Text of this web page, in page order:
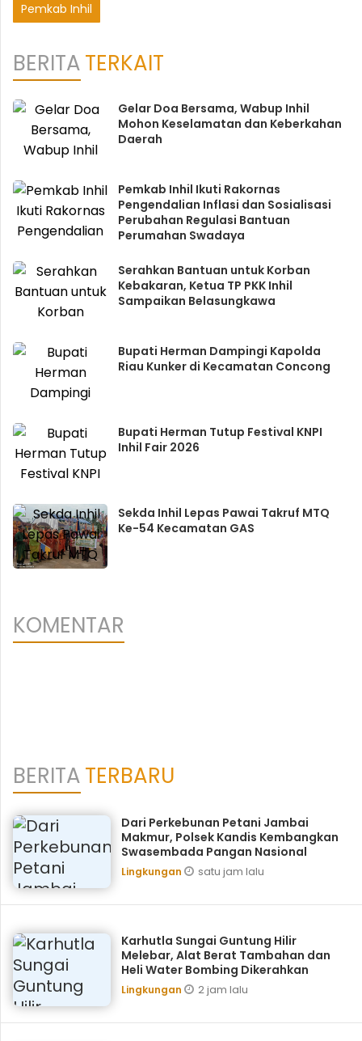
Pemkab Inhil
BERITATERKAIT
Gelar Doa Bersama, Wabup Inhil
Mohon Keselamatan dan Keberkahan
Daerah
Pemkab Inhil Ikuti Rakornas
Pengendalian Inflasi dan Sosialisasi
Perubahan Regulasi Bantuan
Perumahan Swadaya
Serahkan Bantuan untuk Korban
Kebakaran, Ketua TP PKK Inhil
Sampaikan Belasungkawa
Bupati Herman Dampingi Kapolda
Riau Kunker di Kecamatan Concong
Bupati Herman Tutup Festival KNPI
Inhil Fair 2026
Sekda Inhil Lepas Pawai Takruf MTQ
Ke-54 Kecamatan GAS
KOMENTAR
BERITATERBARU
Dari Perkebunan Petani Jambai
Makmur, Polsek Kandis Kembangkan
Swasembada Pangan Nasional
Lingkungan satu jam lalu
Karhutla Sungai Guntung Hilir
Melebar, Alat Berat Tambahan dan
Heli Water Bombing Dikerahkan
Lingkungan 2 jam lalu